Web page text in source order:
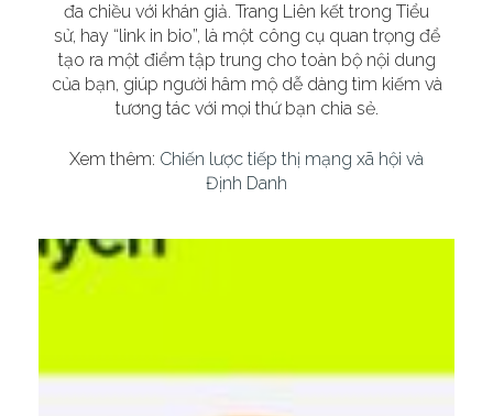
đa chiều với khán giả. Trang Liên kết trong Tiểu
sử, hay “link in bio”, là một công cụ quan trọng để
tạo ra một điểm tập trung cho toàn bộ nội dung
của bạn, giúp người hâm mộ dễ dàng tìm kiếm và
tương tác với mọi thứ bạn chia sẻ.
Xem thêm: Chiến lược tiếp thị mạng xã hội và
Định Danh